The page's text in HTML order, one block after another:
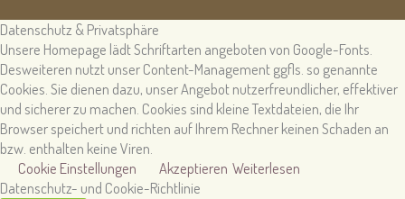
Datenschutz & Privatsphäre
Unsere Homepage lädt Schriftarten angeboten von Google-Fonts.
Desweiteren nutzt unser Content-Management ggfls. so genannte
Cookies. Sie dienen dazu, unser Angebot nutzerfreundlicher, effektiver
und sicherer zu machen. Cookies sind kleine Textdateien, die Ihr
Browser speichert und richten auf Ihrem Rechner keinen Schaden an
bzw. enthalten keine Viren.
Cookie Einstellungen
Akzeptieren Weiterlesen
Datenschutz- und Cookie-Richtlinie